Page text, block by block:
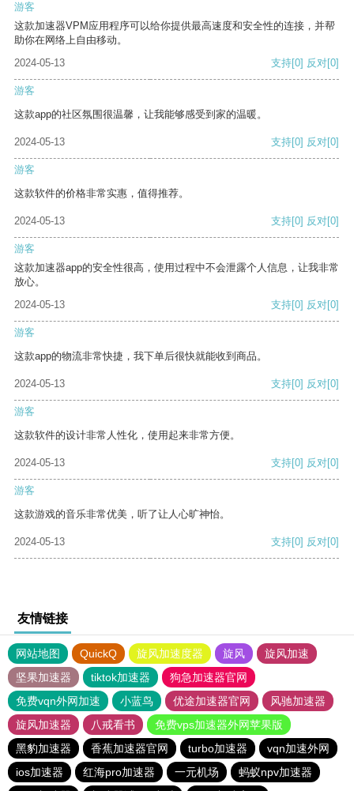
游客
这款加速器VPM应用程序可以给你提供最高速度和安全性的连接，并帮
助你在网络上自由移动。
2024-05-13
支持[0] 反对[0]
游客
这款app的社区氛围很温馨，让我能够感受到家的温暖。
2024-05-13 支持[0] 反对[0]
游客
这款软件的价格非常实惠，值得推荐。
2024-05-13 支持[0] 反对[0]
游客
这款加速器app的安全性很高，使用过程中不会泄露个人信息，让我非常
放心。
2024-05-13
支持[0] 反对[0]
游客
这款app的物流非常快捷，我下单后很快就能收到商品。
2024-05-13 支持[0] 反对[0]
游客
这款软件的设计非常人性化，使用起来非常方便。
2024-05-13 支持[0] 反对[0]
游客
这款游戏的音乐非常优美，听了让人心旷神怡。
2024-05-13 支持[0] 反对[0]
友情链接
网站地图 QuickQ 旋风加速度器 旋风
旋风加速
坚果加速器
tiktok加速器
狗急加速器官网
免费vqn外网加速
小蓝鸟 优途加速器官网
风驰加速器
旋风加速器
八戒看书
免费vps加速器外网苹果版
黑豹加速器
香蕉加速器官网 turbo加速器
vqn加速外网
ios加速器
红海pro加速器 一元机场
蚂蚁npv加速器